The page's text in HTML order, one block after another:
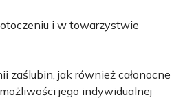
i w towarzystwie
zaślubin, jak również całonocne
jego indywidualnej